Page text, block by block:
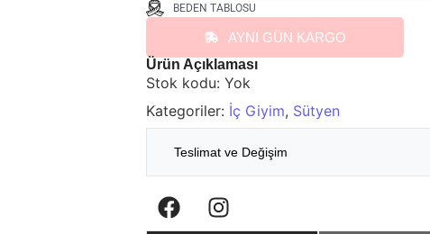
BEDEN TABLOSU
AYNI GÜN KARGO
Ürün Açıklaması
Stok kodu:Yok
Kategoriler: İç Giyim, Sütyen
Teslimat ve Değişim